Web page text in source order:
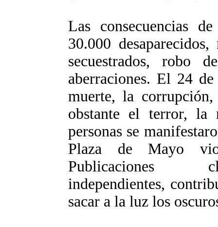
Las consecuencias
30.000
secuestrados,
aberraciones. El 24
muerte, la
obstante el terror, la
personas se
Plaza de Mayo
Publicaciones
independientes,
sacar a la luz los